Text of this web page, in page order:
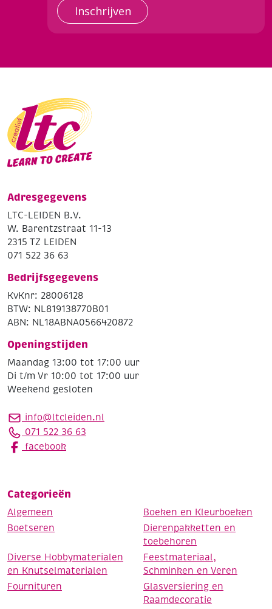
Inschrijven
Adresgegevens
LTC-LEIDEN B.V.
W. Barentzstraat 11-13
2315 TZ LEIDEN
071 522 36 63
Bedrijfsgegevens
KvKnr: 28006128
BTW: NL819138770B01
ABN: NL18ABNA0566420872
Openingstijden
Maandag 13:00 tot 17:00 uur
Di t/m Vr 10:00 tot 17:00 uur
Weekend gesloten
info@ltcleiden.nl
071 522 36 63
facebook
Categorieën
Algemeen
Boeken en Kleurboeken
Boetseren
Dierenpakketten en
toebehoren
Diverse Hobbymaterialen
en Knutselmaterialen
Feestmateriaal,
Schminken en Veren
Fournituren
Glasversiering en
Raamdecoratie